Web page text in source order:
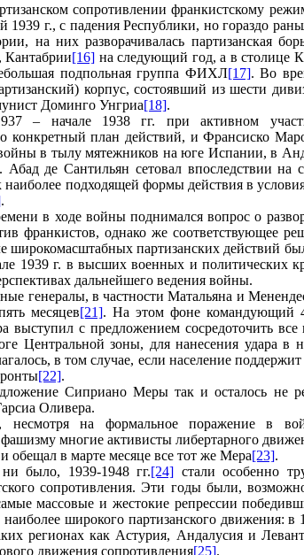
сопротивлении франкистскому
1939 г., с падения Республики, но гораздо
на них разворачивалась партизанская
Кантабрии[16] на следующий год, а в столице
подпольная группа ФИХЛ[17]. Во
корпус, состоявший из шести
Доминго Унгриа[18].
– начале 1938 гг. при активном
конкретный план действий, и Франсиско
в тылу мятежников на юге Испании, в
Абад де Сантильян сетовал впоследствии на
наиболее подходящей формы действия в
.
в ходе войны поднимался вопрос о
франкистов, однако же соответствующее
широкомасштабных партизанских действий
1939 г. в высших военных и политических
дальнейшего ведения войны.
генералы, в частности Матальяна и
месяцев[21]. На этом фоне командующий
выступил с предложением сосредоточить
Центральной зоны, для нанесения удара в
в том случае, если население
[22].
Сиприано Меры так и осталось не
Оливера.
на формальное поражение в
многие активисты либертарного
обещал в марте месяце все тот же Мера[23].
было, 1939-1948 гг.[24] стали особенно
сопротивления. Эти годы были,
массовые и жестокие репрессии
широкого партизанского движения: в
регионах как Астурия, Андалусия и
движения сопротивления[25].